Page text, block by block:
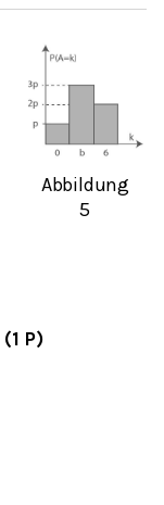
Abbildung
5
(1 P)